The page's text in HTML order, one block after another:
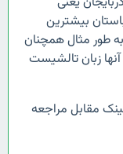
بیشترین
طور مثال همچنان
زبان تالشیست
مقابل مراجعه